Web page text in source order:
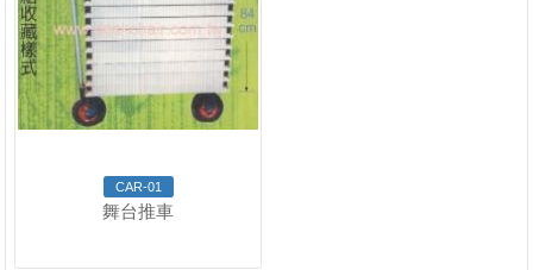
CAR-01
舞台推車